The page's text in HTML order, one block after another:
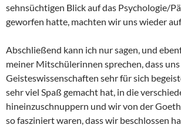
sehnsüchtigen Blick auf das Psychologie/
geworfen hatte, machten wir uns wieder
Abschließend kann ich nur sagen, und
meiner Mitschülerinnen sprechen, dass
Geisteswissenschaften sehr für sich
sehr viel Spaß gemacht hat, in die
hineinzuschnuppern und wir von der
so fasziniert waren, dass wir beschlossen